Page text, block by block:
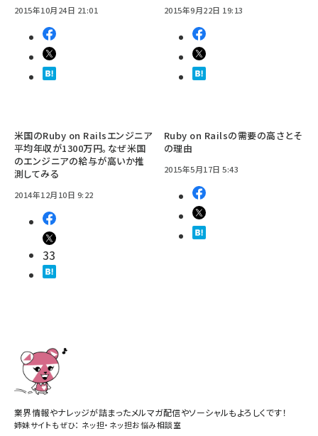
2015年10月24日 21:01 2015年9月22日 19:13
米国のRuby on Railsエンジニア
平均年収が1300万円。なぜ米国
のエンジニアの給与が高いか推
測してみる
2014年12月10日 9:22
33
Ruby on Railsの需要の高さとそ
の理由
2015年5月17日 5:43
業界情報やナレッジが詰まったメルマガ配信やソーシャルもよろしくです！
姉妹サイトもぜひ： ネッ担・ ネッ担お悩み相談室